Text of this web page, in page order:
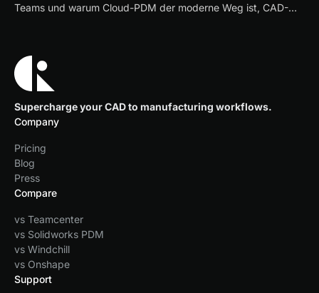
Teams und warum Cloud-PDM der moderne Weg ist, CAD-
Supercharge your CAD to manufacturing workflows.
Company
Pricing
Blog
Press
Compare
vs Teamcenter
vs Solidworks PDM
vs Windchill
vs Onshape
Support